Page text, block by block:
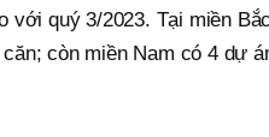
với quý 3/2023. Tại miền
còn miền Nam có 4 dự